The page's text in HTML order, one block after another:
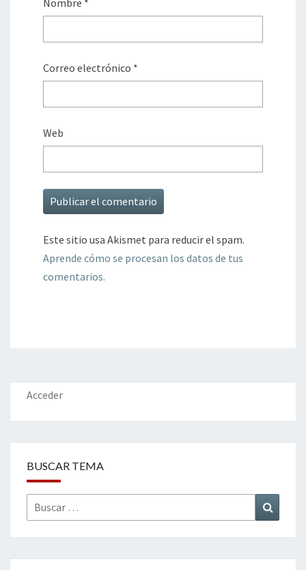
Nombre *
Correo electrónico *
Web
Este sitio usa Akismet para reducir el spam.
Aprende cómo se procesan los datos de tus
comentarios.
Acceder
BUSCAR TEMA
Buscar
por: